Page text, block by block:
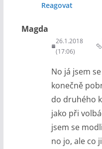
Reagovat
Magda
26.1.2018
(17:06)
No já jsem
konečně
do druhého
jako při
jsem se
no jo, ale co